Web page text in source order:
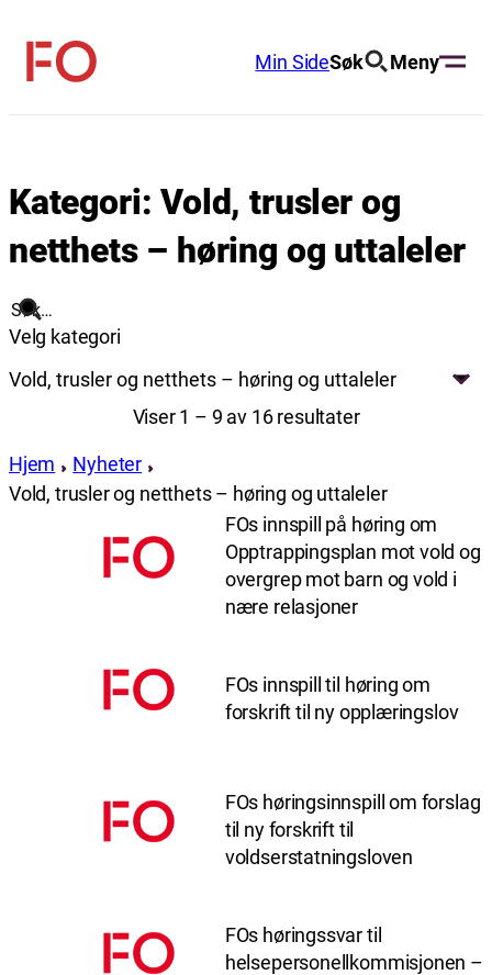
innhold
FO
Min SideSøk Meny
Kategori:Vold, trusler og
netthets – høring og uttaleler
Søk
Velg kategori
Vold, trusler og netthets – høring og uttaleler
Viser 1 – 9 av 16 resultater
Hjem
Nyheter
Vold, trusler og netthets – høring og uttaleler
FOs innspill på høring om
Opptrappingsplan mot vold og
overgrep mot barn og vold i
nære relasjoner
FOs innspill til høring om
forskrift til ny opplæringslov
FOs høringsinnspill om forslag
til ny forskrift til
voldserstatningsloven
FOs høringssvar til
helsepersonellkommisjonen –